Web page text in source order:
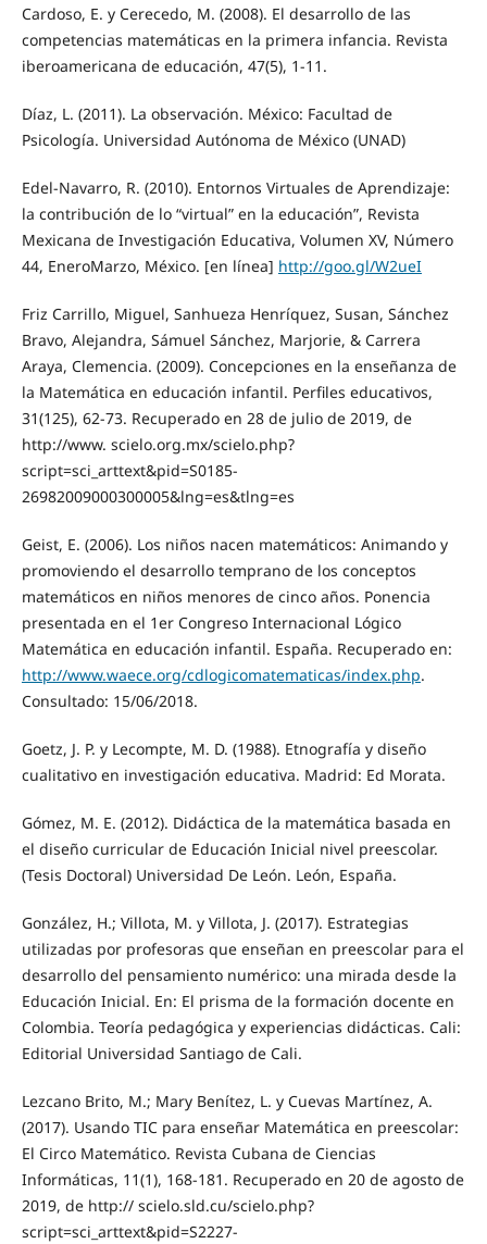
Cardoso, E. y Cerecedo, M. (2008). El desarrollo de las
competencias matemáticas en la primera infancia. Revista
iberoamericana de educación, 47(5), 1-11.
Díaz, L. (2011). La observación. México: Facultad de
Psicología. Universidad Autónoma de México (UNAD)
Edel-Navarro, R. (2010). Entornos Virtuales de Aprendizaje:
la contribución de lo “virtual” en la educación”, Revista
Mexicana de Investigación Educativa, Volumen XV, Número
44, EneroMarzo, México. [en línea] http://goo.gl/W2ueI
Friz Carrillo, Miguel, Sanhueza Henríquez, Susan, Sánchez
Bravo, Alejandra, Sámuel Sánchez, Marjorie, & Carrera
Araya, Clemencia. (2009). Concepciones en la enseñanza de
la Matemática en educación infantil. Perfiles educativos,
31(125), 62-73. Recuperado en 28 de julio de 2019, de
http://www. scielo.org.mx/scielo.php?
script=sci_arttext&pid=S0185-
26982009000300005&lng=es&tlng=es
Geist, E. (2006). Los niños nacen matemáticos: Animando y
promoviendo el desarrollo temprano de los conceptos
matemáticos en niños menores de cinco años. Ponencia
presentada en el 1er Congreso Internacional Lógico
Matemática en educación infantil. España. Recuperado en:
http://www.waece.org/cdlogicomatematicas/index.php.
Consultado: 15/06/2018.
Goetz, J. P. y Lecompte, M. D. (1988). Etnografía y diseño
cualitativo en investigación educativa. Madrid: Ed Morata.
Gómez, M. E. (2012). Didáctica de la matemática basada en
el diseño curricular de Educación Inicial nivel preescolar.
(Tesis Doctoral) Universidad De León. León, España.
González, H.; Villota, M. y Villota, J. (2017). Estrategias
utilizadas por profesoras que enseñan en preescolar para el
desarrollo del pensamiento numérico: una mirada desde la
Educación Inicial. En: El prisma de la formación docente en
Colombia. Teoría pedagógica y experiencias didácticas. Cali:
Editorial Universidad Santiago de Cali.
Lezcano Brito, M.; Mary Benítez, L. y Cuevas Martínez, A.
(2017). Usando TIC para enseñar Matemática en preescolar:
El Circo Matemático. Revista Cubana de Ciencias
Informáticas, 11(1), 168-181. Recuperado en 20 de agosto de
2019, de http:// scielo.sld.cu/scielo.php?
script=sci_arttext&pid=S2227-